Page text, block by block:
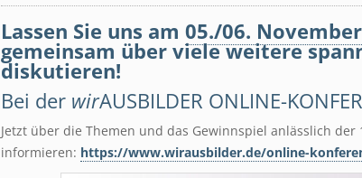
Lassen Sie uns am 05./06.
gemeinsam über viele weitere
diskutieren!
Bei der wirAUSBILDER ONLINE-
Jetzt über die Themen und das Gewinnspiel anlässlich der
informieren: https://www.wirausbilder.de/online-